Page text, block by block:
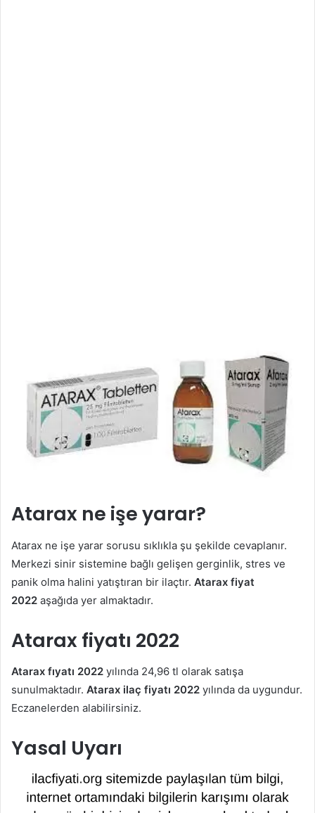
Atarax ne işe yarar?
Atarax ne işe yarar sorusu sıklıkla şu şekilde cevaplanır.
Merkezi sinir sistemine bağlı gelişen gerginlik, stres ve
panik olma halini yatıştıran bir ilaçtır. Atarax fiyat
2022 aşağıda yer almaktadır.
Atarax fiyatı 2022
Atarax fıyatı 2022 yılında 24,96 tl olarak satışa
sunulmaktadır. Atarax ilaç fiyatı 2022 yılında da uygundur.
Eczanelerden alabilirsiniz.
Yasal Uyarı